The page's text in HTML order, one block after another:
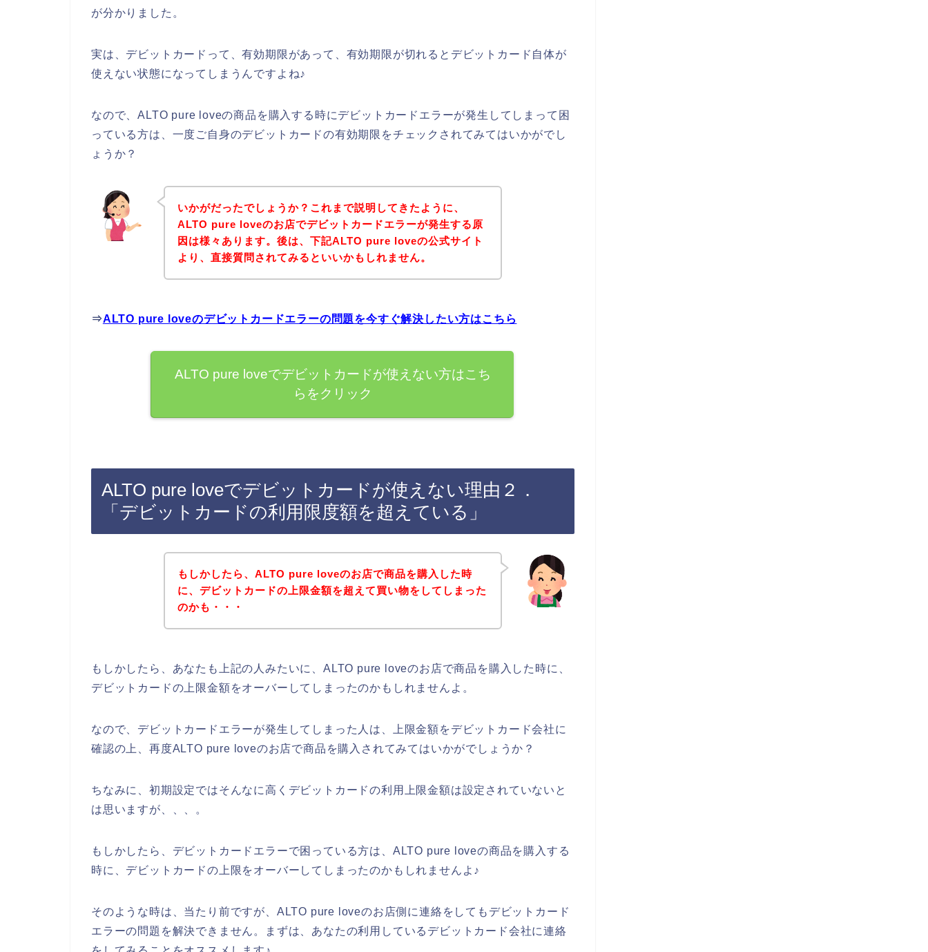
が分かりました。
実は、デビットカードって、有効期限があって、有効期限が切れるとデビットカード自体が
使えない状態になってしまうんですよね♪
なので、ALTO pure loveの商品を購入する時にデビットカードエラーが発生してしまって困
っている方は、一度ご自身のデビットカードの有効期限をチェックされてみてはいかがでし
ょうか？
いかがだったでしょうか？これまで説明してきたように、
ALTO pure loveのお店でデビットカードエラーが発生する原
因は様々あります。後は、下記ALTO pure loveの公式サイト
より、直接質問されてみるといいかもしれません。
⇒ALTO pure loveのデビットカードエラーの問題を今すぐ解決したい方はこちら
ALTO pure loveでデビットカードが使えない方はこち
らをクリック
ALTO pure loveでデビットカードが使えない理由２．
「デビットカードの利用限度額を超えている」
もしかしたら、ALTO pure loveのお店で商品を購入した時
に、デビットカードの上限金額を超えて買い物をしてしまった
のかも・・・
もしかしたら、あなたも上記の人みたいに、ALTO pure loveのお店で商品を購入した時に、
デビットカードの上限金額をオーバーしてしまったのかもしれませんよ。
なので、デビットカードエラーが発生してしまった人は、上限金額をデビットカード会社に
確認の上、再度ALTO pure loveのお店で商品を購入されてみてはいかがでしょうか？
ちなみに、初期設定ではそんなに高くデビットカードの利用上限金額は設定されていないと
は思いますが、、、。
もしかしたら、デビットカードエラーで困っている方は、ALTO pure loveの商品を購入する
時に、デビットカードの上限をオーバーしてしまったのかもしれませんよ♪
そのような時は、当たり前ですが、ALTO pure loveのお店側に連絡をしてもデビットカード
エラーの問題を解決できません。まずは、あなたの利用しているデビットカード会社に連絡